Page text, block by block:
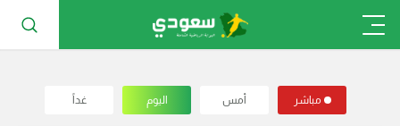
مباشر أمس اليوم غداً